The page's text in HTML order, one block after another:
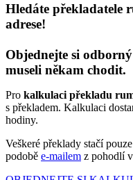
Hledáte překladatele
adrese!
Objednejte si
museli někam chodit.
Pro kalkulaci překladu
s překladem. Kalkulaci
hodiny.
Veškeré překlady stačí
podobě e-mailem z pohodlí